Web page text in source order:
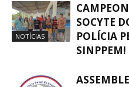
NOTÍCIAS
SOCYTE
POLÍCIA
SINPPEM!